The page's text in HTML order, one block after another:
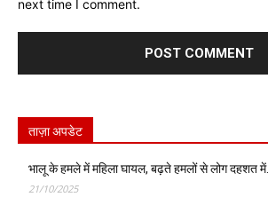
next time I comment.
ताज़ा अपडेट
भालू के हमले में महिला घायल, बढ़ते हमलों से लोग दहशत में..
21/10/2025